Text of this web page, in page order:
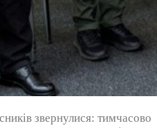
звернулися: тимчасово